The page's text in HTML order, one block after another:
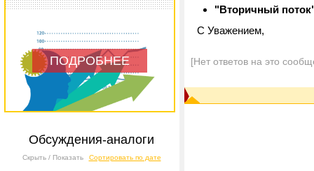
ПОДРОБНЕЕ
Обсуждения-аналоги
Скрыть / Показать Сортировать по дате
"Вторичный
С Уважением,
[Нет ответов на это